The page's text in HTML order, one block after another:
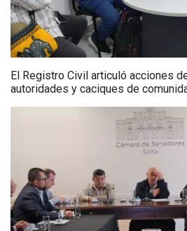
El Registro Civil articuló acciones
autoridades y caciques de